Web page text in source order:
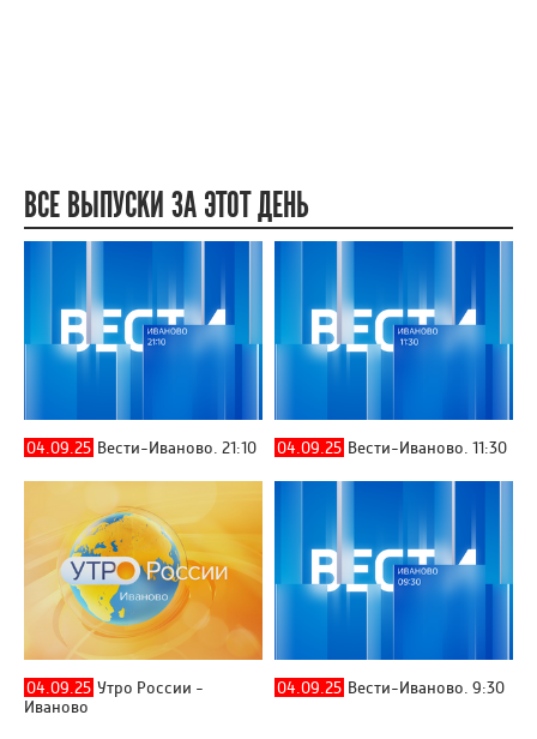
ВСЕ ВЫПУСКИ ЗА ЭТОТ ДЕНЬ
04.09.25 Вести-Иваново. 21:10 04.09.25 Вести-Иваново. 11:30
04.09.25 Утро России -
Иваново
04.09.25 Вести-Иваново. 9:30